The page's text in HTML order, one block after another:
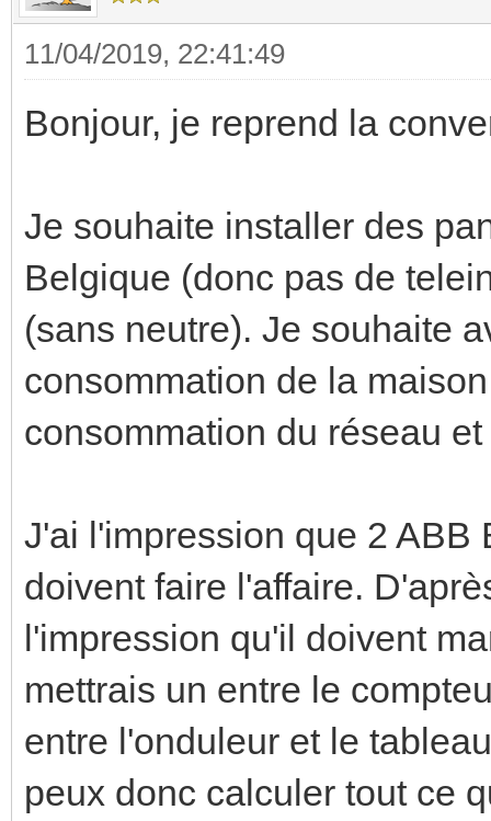
11/04/2019, 22:41:49
Bonjour, je reprend la
Je souhaite installer des
Belgique (donc pas de
(sans neutre). Je souhaite
consommation de la
consommation du réseau
J'ai l'impression que 2 ABB
doivent faire l'affaire.
l'impression qu'il doivent
mettrais un entre le
entre l'onduleur et le
peux donc calculer tout ce